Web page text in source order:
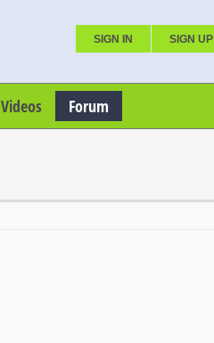
SIGN IN SIGN UP
Videos Forum